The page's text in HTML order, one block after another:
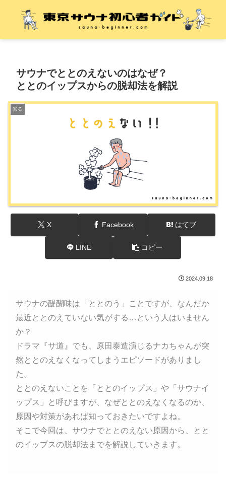
サウナでととのえないのはなぜ？
ととのイップスからの脱却法を解説
知る
X Facebook はてブ
LINE コピー
2024.09.18
サウナの醍醐味は「ととのう」ことですが、なんだか
最近ととのえていない気がする…という人はいません
か？
ドラマ『サ道』でも、原田泰造演じるナカちゃんが突
然ととのえなくなってしまうエピソードがありまし
た。
ととのえないことを「ととのイップス」や「サウナイ
ップス」と呼びますが、なぜととのえなくなるのか、
原因や対策があれば知っておきたいですよね。
そこで今回は、サウナでととのえない原因から、とと
のイップスの脱却法までを解説していきます。